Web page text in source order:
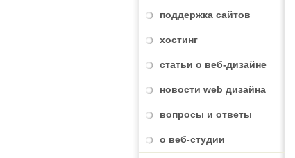
поддержка сайтов
хостинг
статьи о веб-дизайне
новости web дизайна
вопросы и ответы
о веб-студии